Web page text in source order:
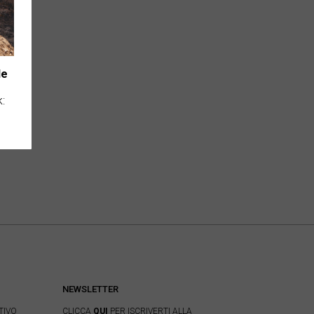
NEWSLETTER
CLICCA QUI PER ISCRIVERTI ALLA